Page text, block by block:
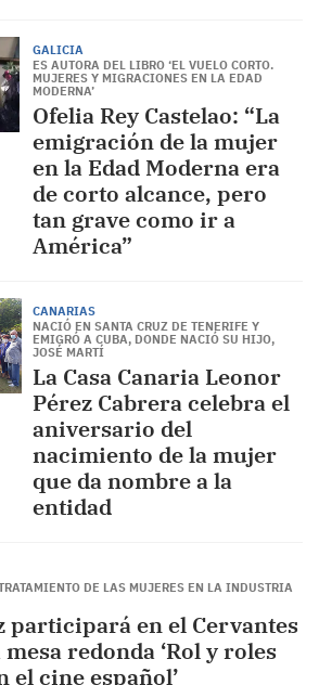
GALICIA
ES AUTORA DEL LIBRO ‘EL VUELO CORTO.
MUJERES Y MIGRACIONES EN LA EDAD
MODERNA’
Ofelia Rey Castelao: “La
emigración de la mujer
en la Edad Moderna era
de corto alcance, pero
tan grave como ir a
América”
CANARIAS
NACIÓ EN SANTA CRUZ DE TENERIFE Y
EMIGRÓ A CUBA, DONDE NACIÓ SU HIJO,
JOSÉ MARTÍ
La Casa Canaria Leonor
Pérez Cabrera celebra el
aniversario del
nacimiento de la mujer
que da nombre a la
entidad
DE LAS MUJERES EN LA INDUSTRIA
participará en el Cervantes
redonda ‘Rol y roles
el cine español’